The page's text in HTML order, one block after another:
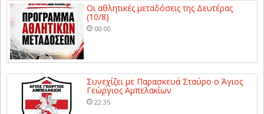
Οι αθλητικές μεταδόσεις της Δευτέρας
(10/8)
00:00
Συνεχίζει με Παρασκευά Σταύρο ο Άγιος
Γεώργιος Αμπελακίων
22:35